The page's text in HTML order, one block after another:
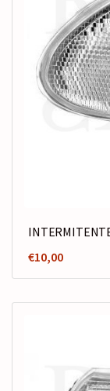
€10,00